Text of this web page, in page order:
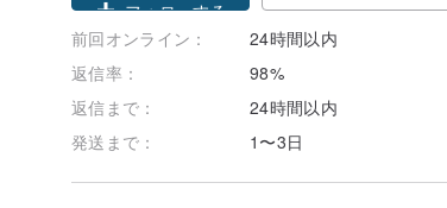
フォローする
前回オンライン：
24時間以内
返信率：
98%
返信まで：
24時間以内
発送まで：
1〜3日